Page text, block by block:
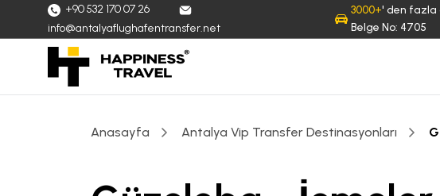
+90 532 170 07 26
info@antalyaflughafentransfer.net
3000+' den fazla
Belge No: 4705
Anasayfa Antalya Vip Transfer Destinasyonları